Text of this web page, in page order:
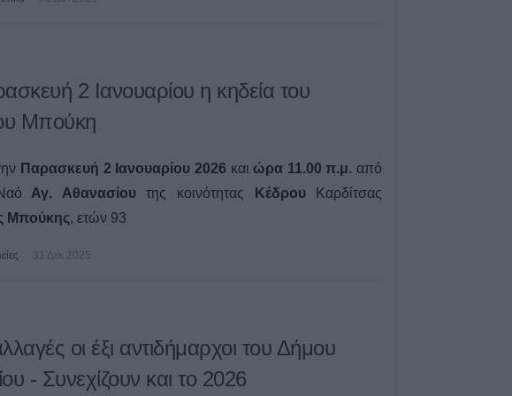
2 Ιανουαρίου η κηδεία του
Μπούκη
Παρασκευή 2 Ιανουαρίου 2026 και ώρα 11.00 π.μ. από
Αγ. Αθανασίουτης κοινότητας ΚέδρουΚαρδίτσας
Μπούκης, ετών 93
31 Δεκ 2025
οι έξι αντιδήμαρχοι του Δήμου
- Συνεχίζουν και το 2026